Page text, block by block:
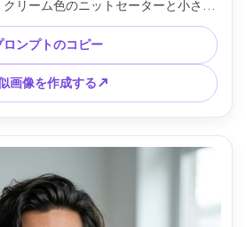
リーム色のニットセーターと小さな
ます。ゴールデンアワーに太陽が差し
。柔らかいリムライトと穏やかな充
1.4、浅い被写界深度ボケで撮影。胸
かな角度、目のタックが鋭い。暖か
レード、自然な肌の質感、リアルな
高解像度 --ar 4:5
ロンプトのコピー
画像を作成する↗